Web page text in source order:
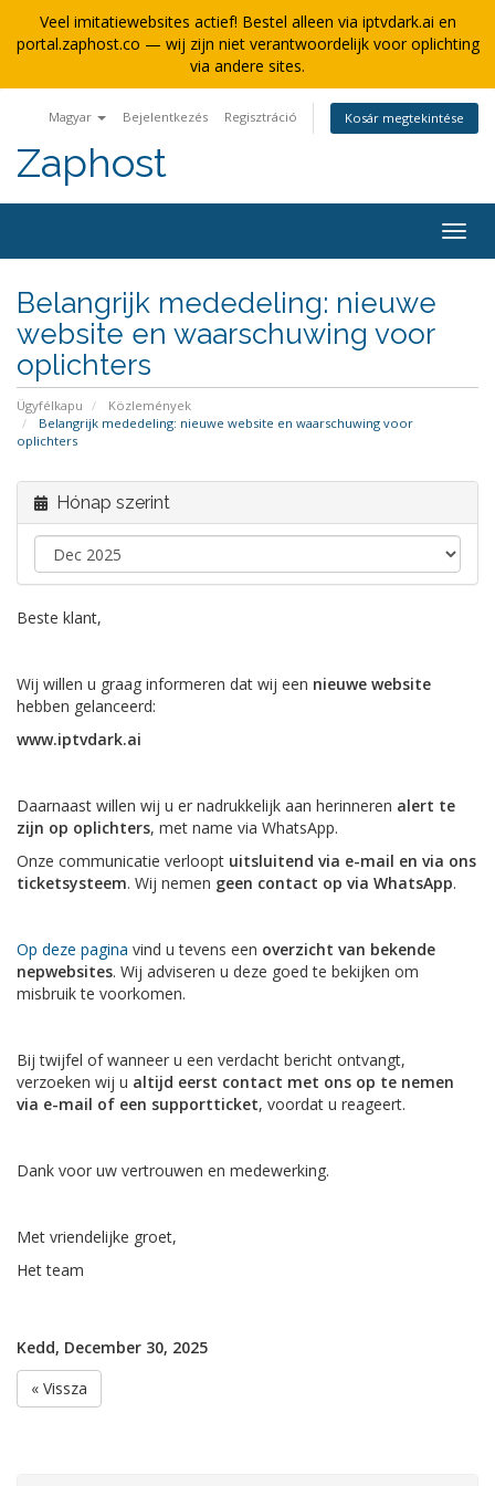
Veel imitatiewebsites actief! Bestel alleen via iptvdark.ai en
portal.zaphost.co — wij zijn niet verantwoordelijk voor oplichting
via andere sites.
Magyar Bejelentkezés Regisztráció Kosár megtekintése
Zaphost
a
Belangrijk mededeling: nieuwe
website en waarschuwing voor
oplichters
Ügyfélkapu
Közlemények
Belangrijk mededeling: nieuwe website en waarschuwing voor
oplichters
Hónap szerint
Beste klant,
Wij willen u graag informeren dat wij een nieuwe website
hebben gelanceerd:
www.iptvdark.ai
Daarnaast willen wij u er nadrukkelijk aan herinneren alert te
zijn op oplichters, met name via WhatsApp.
Onze communicatie verloopt uitsluitend via e-mail en via ons
ticketsysteem. Wij nemen geen contact op via WhatsApp.
Op deze pagina vind u tevens een overzicht van bekende
nepwebsites. Wij adviseren u deze goed te bekijken om
misbruik te voorkomen.
Bij twijfel of wanneer u een verdacht bericht ontvangt,
verzoeken wij u altijd eerst contact met ons op te nemen
via e-mail of een supportticket, voordat u reageert.
Dank voor uw vertrouwen en medewerking.
Met vriendelijke groet,
Het team
Kedd, December 30, 2025
« Vissza